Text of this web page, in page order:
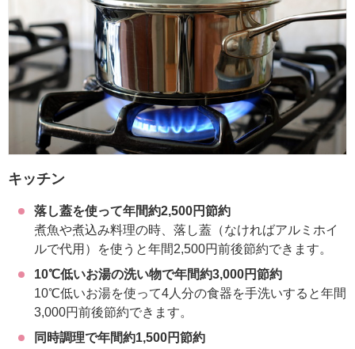
キッチン
落し蓋を使って年間約2,500円節約
煮魚や煮込み料理の時、落し蓋（なければアルミホイ
ルで代用）を使うと年間2,500円前後節約できます。
10℃低いお湯の洗い物で年間約3,000円節約
10℃低いお湯を使って4人分の食器を手洗いすると年間
3,000円前後節約できます。
同時調理で年間約1,500円節約